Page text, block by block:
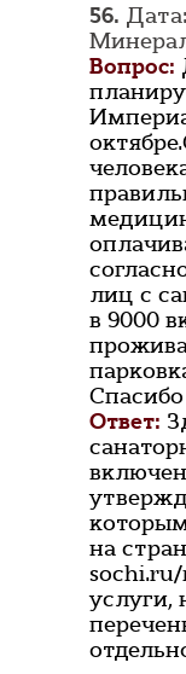
56.
Вопрос:
лиц с
в 9000
Спасибо
Ответ:
на
услуги,